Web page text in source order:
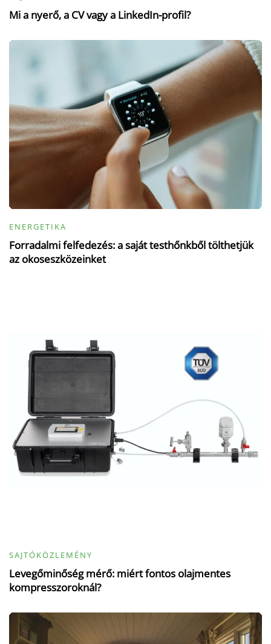
Mi a nyerő, a CV vagy a LinkedIn-profil?
ENERGETIKA
Forradalmi felfedezés: a saját testhőnkből tölthetjük
az okoseszközeinket
SAJTÓKÖZLEMÉNY
Levegőminőség mérő: miért fontos olajmentes
kompresszoroknál?